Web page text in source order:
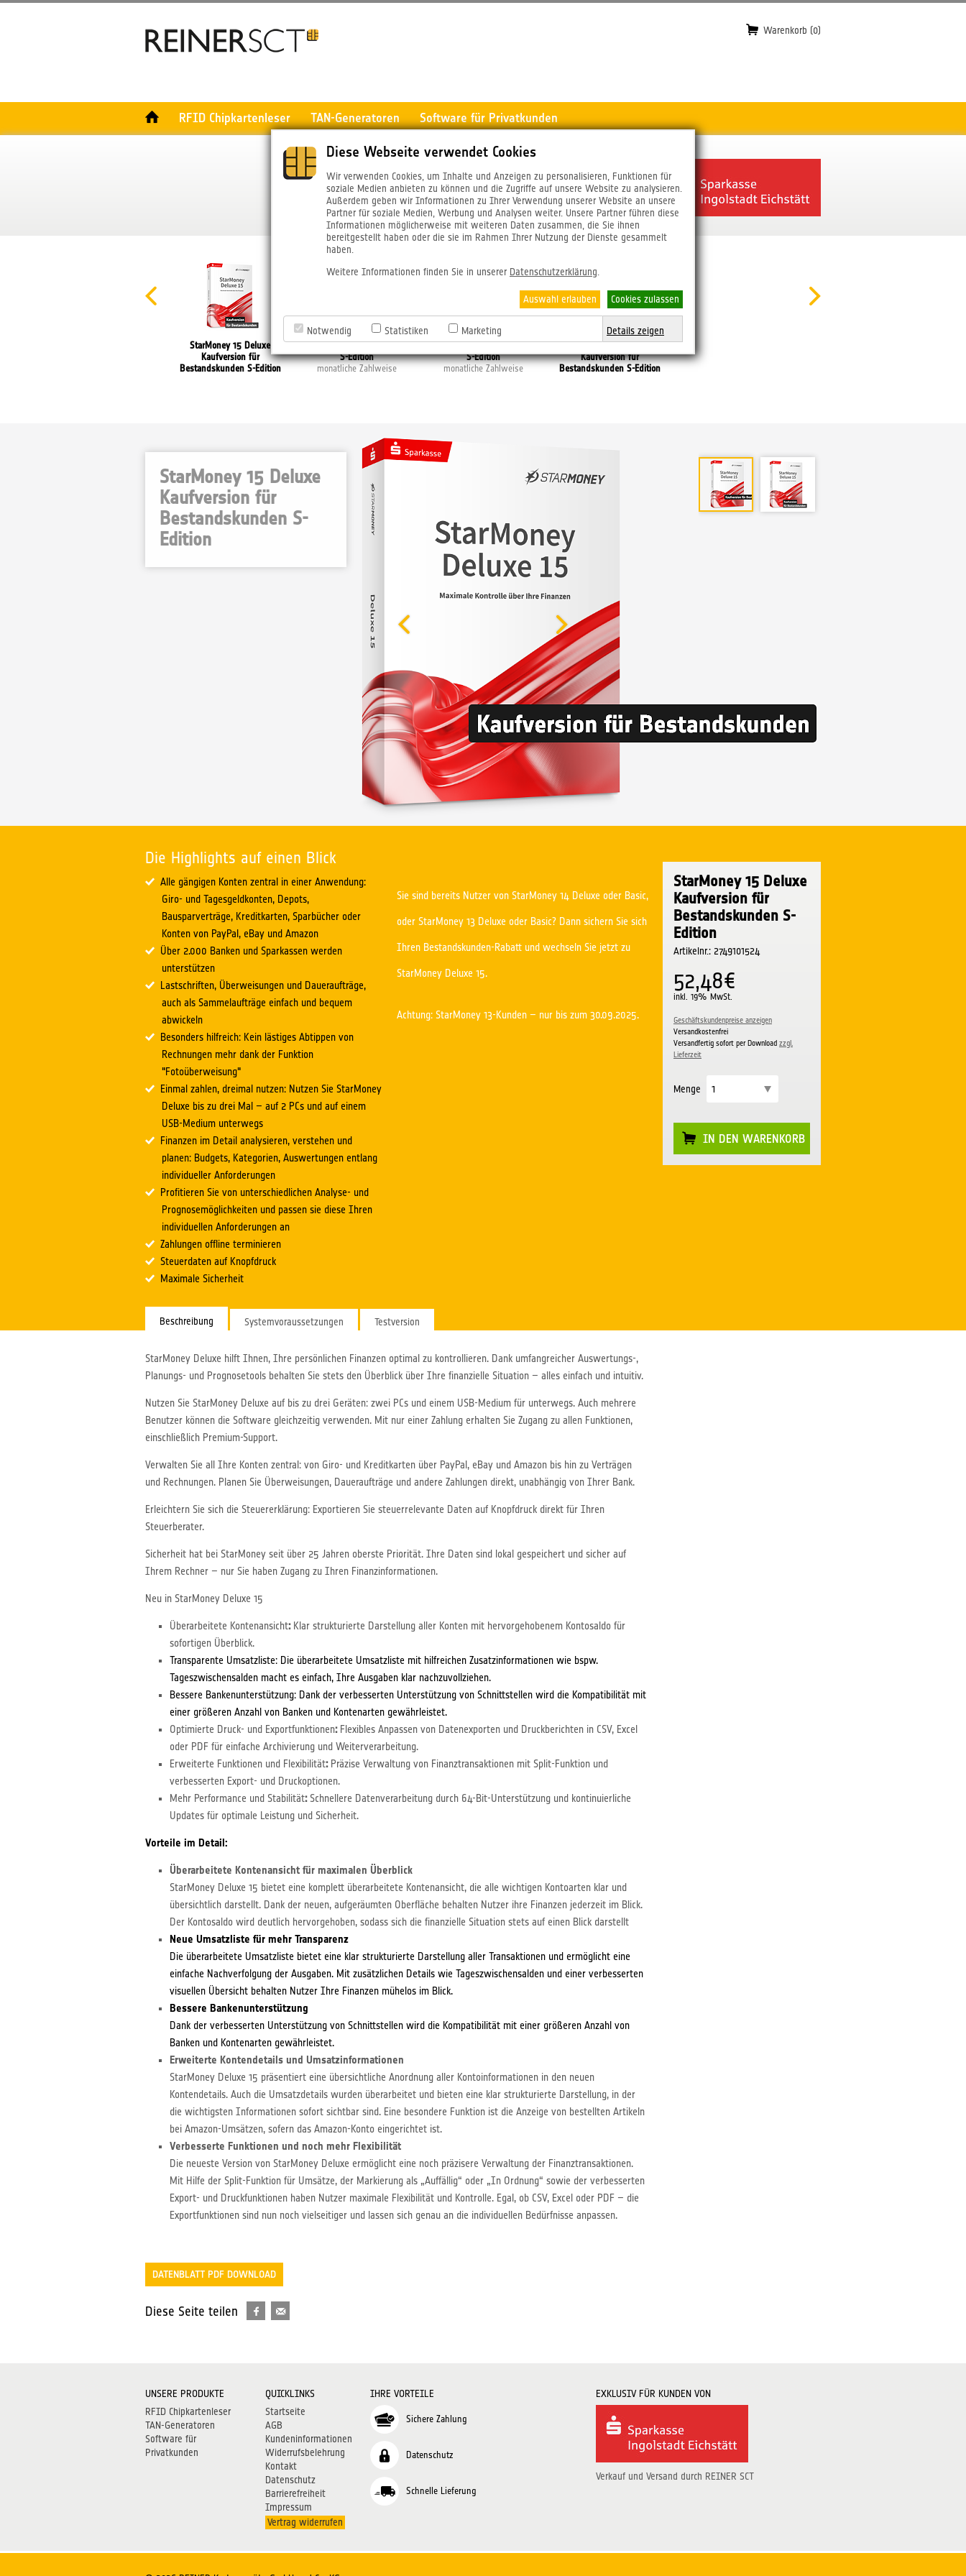
Diese Webseite verwendet Cookies
Wir verwenden Cookies, um Inhalte und Anzeigen zu personalisieren, Funktionen für
soziale Medien anbieten zu können und die Zugriffe auf unsere Website zu analysieren.
Außerdem geben wir Informationen zu Ihrer Verwendung unserer Website an unsere
Partner für soziale Medien, Werbung und Analysen weiter. Unsere Partner führen diese
Informationen möglicherweise mit weiteren Daten zusammen, die Sie ihnen
bereitgestellt haben oder die sie im Rahmen Ihrer Nutzung der Dienste gesammelt
haben.
Weitere Informationen finden Sie in unserer Datenschutzerklärung
Auswahl erlauben Cookies zulassen
Notwendig Statistiken Marketing Details zeigen
Warenkorb (0)
RFID Chipkartenleser TAN-Generatoren Software für Privatkunden
StarMoney 15 Deluxe
Kaufversion für
Bestandskunden S-Edition
StarMoney Basic
S-Edition
monatliche Zahlweise
StarMoney Deluxe
S-Edition
monatliche Zahlweise
StarMoney 15 Deluxe
Kaufversion für
Bestandskunden S-Edition
StarMoney 15 Deluxe
Kaufversion für
Bestandskunden S-
Edition
Die Highlights auf einen Blick
Alle gängigen Konten zentral in einer Anwendung:
Giro- und Tagesgeldkonten, Depots,
Bausparverträge, Kreditkarten, Sparbücher oder
Konten von PayPal, eBay und Amazon
Über 2.000 Banken und Sparkassen werden
unterstützen
Lastschriften, Überweisungen und Daueraufträge,
auch als Sammelaufträge einfach und bequem
abwickeln
Besonders hilfreich: Kein lästiges Abtippen von
Rechnungen mehr dank der Funktion
"Fotoüberweisung"
Einmal zahlen, dreimal nutzen: Nutzen Sie StarMoney
Deluxe bis zu drei Mal – auf 2 PCs und auf einem
USB-Medium unterwegs
Finanzen im Detail analysieren, verstehen und
planen: Budgets, Kategorien, Auswertungen entlang
individueller Anforderungen
Profitieren Sie von unterschiedlichen Analyse- und
Prognosemöglichkeiten und passen sie diese Ihren
individuellen Anforderungen an
Zahlungen offline terminieren
Steuerdaten auf Knopfdruck
Maximale Sicherheit
Sie sind bereits Nutzer von StarMoney 14 Deluxe oder Basic,
oder StarMoney 13 Deluxe oder Basic? Dann sichern Sie sich
Ihren Bestandskunden-Rabatt und wechseln Sie jetzt zu
StarMoney Deluxe 15.
Achtung: StarMoney 13-Kunden – nur bis zum 30.09.2025.
StarMoney 15 Deluxe
Kaufversion für
Bestandskunden S-
Edition
Artikelnr.: 2749101524
52,48€
inkl. 19% MwSt.
Geschäftskundenpreise anzeigen
Versandkostenfrei
Versandfertig sofort per Download zzgl.
Lieferzeit
Menge
IN DEN WARENKORB
Beschreibung
StarMoney Deluxe hilft Ihnen, Ihre persönlichen Finanzen optimal zu kontrollieren. Dank umfangreicher Auswertungs-,
Planungs- und Prognosetools behalten Sie stets den Überblick über Ihre finanzielle Situation – alles einfach und intuitiv.
Nutzen Sie StarMoney Deluxe auf bis zu drei Geräten: zwei PCs und einem USB-Medium für unterwegs. Auch mehrere
Benutzer können die Software gleichzeitig verwenden. Mit nur einer Zahlung erhalten Sie Zugang zu allen Funktionen,
einschließlich Premium-Support.
Verwalten Sie all Ihre Konten zentral: von Giro- und Kreditkarten über PayPal, eBay und Amazon bis hin zu Verträgen
und Rechnungen. Planen Sie Überweisungen, Daueraufträge und andere Zahlungen direkt, unabhängig von Ihrer Bank.
Erleichtern Sie sich die Steuererklärung: Exportieren Sie steuerrelevante Daten auf Knopfdruck direkt für Ihren
Steuerberater.
Sicherheit hat bei StarMoney seit über 25 Jahren oberste Priorität. Ihre Daten sind lokal gespeichert und sicher auf
Ihrem Rechner – nur Sie haben Zugang zu Ihren Finanzinformationen.
Neu in StarMoney Deluxe 15
Überarbeitete Kontenansicht:Klar strukturierte Darstellung aller Konten mit hervorgehobenem Kontosaldo für
sofortigen Überblick.
Transparente Umsatzliste: Die überarbeitete Umsatzliste mit hilfreichen Zusatzinformationen wie bspw.
Tageszwischensalden macht es einfach, Ihre Ausgaben klar nachzuvollziehen.
Bessere Bankenunterstützung: Dank der verbesserten Unterstützung von Schnittstellen wird die Kompatibilität mit
einer größeren Anzahl von Banken und Kontenarten gewährleistet.
Optimierte Druck- und Exportfunktionen:Flexibles Anpassen von Datenexporten und Druckberichten in CSV, Excel
oder PDF für einfache Archivierung und Weiterverarbeitung.
Erweiterte Funktionen und Flexibilität:Präzise Verwaltung von Finanztransaktionen mit Split-Funktion und
verbesserten Export- und Druckoptionen.
Mehr Performance und Stabilität:Schnellere Datenverarbeitung durch 64-Bit-Unterstützung und kontinuierliche
Updates für optimale Leistung und Sicherheit.
Vorteile im Detail:
Überarbeitete Kontenansicht für maximalen Überblick
StarMoney Deluxe 15 bietet eine komplett überarbeitete Kontenansicht, die alle wichtigen Kontoarten klar und
übersichtlich darstellt. Dank der neuen, aufgeräumten Oberfläche behalten Nutzer ihre Finanzen jederzeit im Blick.
Der Kontosaldo wird deutlich hervorgehoben, sodass sich die finanzielle Situation stets auf einen Blick darstellt
Neue Umsatzliste für mehr Transparenz
Die überarbeitete Umsatzliste bietet eine klar strukturierte Darstellung aller Transaktionen und ermöglicht eine
einfache Nachverfolgung der Ausgaben. Mit zusätzlichen Details wie Tageszwischensalden und einer verbesserten
visuellen Übersicht behalten Nutzer Ihre Finanzen mühelos im Blick.
Bessere Bankenunterstützung
Dank der verbesserten Unterstützung von Schnittstellen wird die Kompatibilität mit einer größeren Anzahl von
Banken und Kontenarten gewährleistet.
Erweiterte Kontendetails und Umsatzinformationen
StarMoney Deluxe 15 präsentiert eine übersichtliche Anordnung aller Kontoinformationen in den neuen
Kontendetails. Auch die Umsatzdetails wurden überarbeitet und bieten eine klar strukturierte Darstellung, in der
die wichtigsten Informationen sofort sichtbar sind. Eine besondere Funktion ist die Anzeige von bestellten Artikeln
bei Amazon-Umsätzen, sofern das Amazon-Konto eingerichtet ist.
Verbesserte Funktionen und noch mehr Flexibilität
Die neueste Version von StarMoney Deluxe ermöglicht eine noch präzisere Verwaltung der Finanztransaktionen.
Mit Hilfe der Split-Funktion für Umsätze, der Markierung als „Auffällig“ oder „In Ordnung“ sowie der verbesserten
Export- und Druckfunktionen haben Nutzer maximale Flexibilität und Kontrolle. Egal, ob CSV, Excel oder PDF – die
Exportfunktionen sind nun noch vielseitiger und lassen sich genau an die individuellen Bedürfnisse anpassen.
Systemvoraussetzungen Testversion
DATENBLATT PDF DOWNLOAD
Diese Seite teilen
EXKLUSIV FÜR KUNDEN VON
Verkauf und Versand durch REINER SCT
IHRE VORTEILE
Sichere Zahlung
Datenschutz
Schnelle Lieferung
QUICKLINKS
Startseite
AGB
Kundeninformationen
Widerrufsbelehrung
Kontakt
Datenschutz
Barrierefreiheit
Impressum
Vertrag widerrufen
UNSERE PRODUKTE
RFID Chipkartenleser
TAN-Generatoren
Software für
Privatkunden